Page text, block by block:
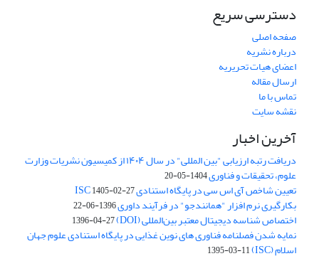
دسترسی سریع
صفحه اصلی
درباره نشریه
اعضای هیات تحریریه
ارسال مقاله
تماس با ما
نقشه سایت
آخرین اخبار
دریافت رتبه ارزیابی "بین المللی" در سال ۱۴۰۴ از کمیسیون نشریات وزارت
علوم، تحقیقات و فناوری1404-05-20
تعیین شاخص آی اس سی در پایگاه استنادی ISC1405-02-27
بکارگیری نرم افزار "همانندجو" در فرآیند داوری1396-06-22
اختصاص شناسه دیجیتال معتبر بین‌المللی (DOI) 1396-04-27
نمایه شدن فصلنامه فناوری های نوین غذایی در پایگاه استنادی علوم جهان
اسلام (ISC) 1395-03-11